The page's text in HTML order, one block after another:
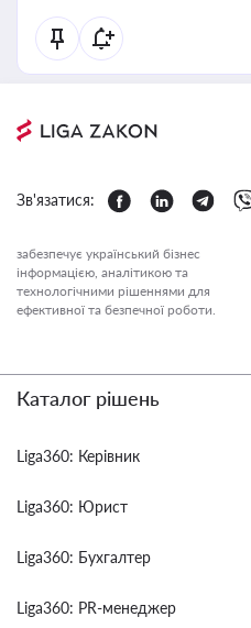
Зв'язатися:
забезпечує український бізнес
інформацією, аналітикою та
технологічними рішеннями для
ефективної та безпечної роботи.
Каталог рішень
Liga360: Керівник
Liga360: Юрист
Liga360: Бухгалтер
Liga360: PR-менеджер